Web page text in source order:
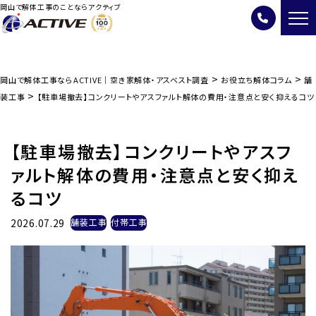
岡山で解体工事のことならアクティブ
岡山で解体工事ならACTIVE｜空き家解体・アスベスト調査 > お役立ち解体コラム > 舗
装工事 > 【駐車場撤去】コンクリートやアスファルト解体の費用・注意点と安く抑えるコツ
【駐車場撤去】コンクリートやアスフ
ァルト解体の費用・注意点と安く抑え
るコツ
2026.07.29 舗装工事 付帯工事